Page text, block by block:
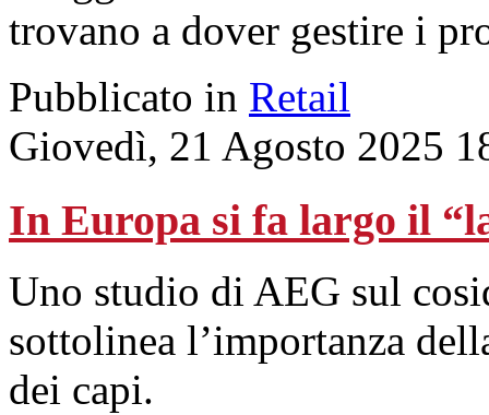
trovano a dover gestire i
Pubblicato in Retail
Giovedì, 21 Agosto 2025
In Europa si fa largo il
Uno studio di AEG sul
sottolinea l’importanza
dei capi.